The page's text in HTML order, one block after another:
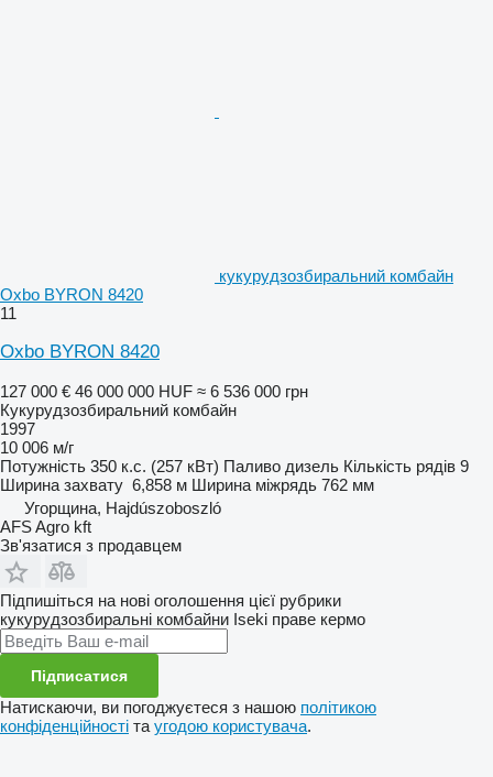
кукурудзозбиральний комбайн
Oxbo BYRON 8420
11
Oxbo BYRON 8420
127 000 € 46 000 000 HUF ≈ 6 536 000 грн
Кукурудзозбиральний комбайн
1997
10 006 м/г
Потужність 350 к.с. (257 кВт) Паливо дизель Кількість рядів 9
Ширина захвату 6,858 м Ширина міжрядь 762 мм
Угорщина, Hajdúszoboszló
AFS Agro kft
Зв'язатися з продавцем
Підпишіться на нові оголошення цієї рубрики
кукурудзозбиральні комбайни Iseki праве кермо
Підписатися
Натискаючи, ви погоджуєтеся з нашою політикою
конфіденційності та угодою користувача.